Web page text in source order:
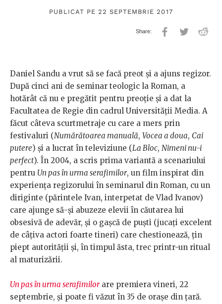
PUBLICAT PE 22 SEPTEMBRIE 2017
Daniel Sandu a vrut să se facă preot și a ajuns regizor.
După cinci ani de seminar teologic la Roman, a
hotărât că nu e pregătit pentru preoție și a dat la
Facultatea de Regie din cadrul Universității Media. A
făcut câteva scurtmetraje cu care a mers prin
festivaluri (Numărătoarea manuală, Vocea a doua, Cai
putere) și a lucrat în televiziune (La Bloc, Nimeni nu-i
perfect). În 2004, a scris prima variantă a scenariului
pentru Un pas în urma serafimilor, un film inspirat din
experiența regizorului în seminarul din Roman, cu un
diriginte (părintele Ivan, interpetat de Vlad Ivanov)
care ajunge să-și abuzeze elevii în căutarea lui
obsesivă de adevăr, și o gașcă de puști (jucați excelent
de câțiva actori foarte tineri) care chestionează, țin
piept autorității și, în timpul ăsta, trec printr-un ritual
al maturizării.
Un pas în urma serafimilorare premiera vineri, 22
septembrie, și poate fi văzut în 35 de orașe din țară.